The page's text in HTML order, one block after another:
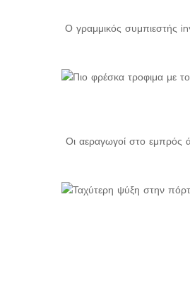
Ο γραμμικός συμπιεστής
Οι αεραγωγοί στο εμπρός